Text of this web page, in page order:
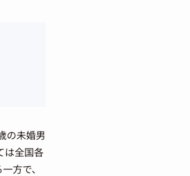
の未婚男
は全国各
方で、